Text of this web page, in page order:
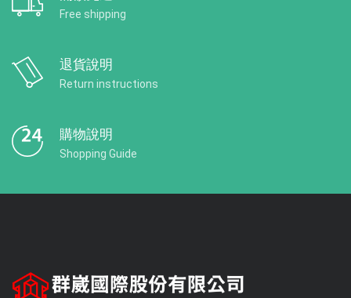
Free shipping
退貨說明
Return instructions
購物說明
Shopping Guide